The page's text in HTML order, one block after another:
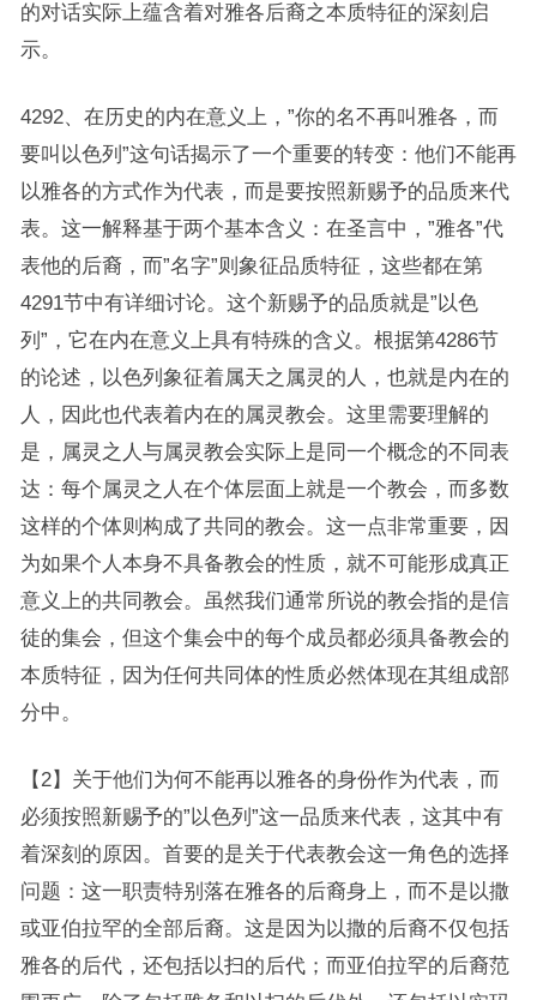
的对话实际上蕴含着对雅各后裔之本质特征的深刻启
示。
4292、在历史的内在意义上，”你的名不再叫雅各，而
要叫以色列”这句话揭示了一个重要的转变：他们不能再
以雅各的方式作为代表，而是要按照新赐予的品质来代
表。这一解释基于两个基本含义：在圣言中，”雅各”代
表他的后裔，而”名字”则象征品质特征，这些都在第
4291节中有详细讨论。这个新赐予的品质就是”以色
列”，它在内在意义上具有特殊的含义。根据第4286节
的论述，以色列象征着属天之属灵的人，也就是内在的
人，因此也代表着内在的属灵教会。这里需要理解的
是，属灵之人与属灵教会实际上是同一个概念的不同表
达：每个属灵之人在个体层面上就是一个教会，而多数
这样的个体则构成了共同的教会。这一点非常重要，因
为如果个人本身不具备教会的性质，就不可能形成真正
意义上的共同教会。虽然我们通常所说的教会指的是信
徒的集会，但这个集会中的每个成员都必须具备教会的
本质特征，因为任何共同体的性质必然体现在其组成部
分中。
【2】关于他们为何不能再以雅各的身份作为代表，而
必须按照新赐予的”以色列”这一品质来代表，这其中有
着深刻的原因。首要的是关于代表教会这一角色的选择
问题：这一职责特别落在雅各的后裔身上，而不是以撒
或亚伯拉罕的全部后裔。这是因为以撒的后裔不仅包括
雅各的后代，还包括以扫的后代；而亚伯拉罕的后裔范